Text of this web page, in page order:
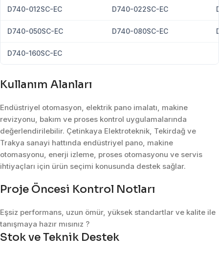
D740-012SC-EC D740-022SC-EC
D740-050SC-EC D740-080SC-EC
D740-160SC-EC
Kullanım Alanları
Endüstriyel otomasyon, elektrik pano imalatı, makine
revizyonu, bakım ve proses kontrol uygulamalarında
değerlendirilebilir. Çetinkaya Elektroteknik, Tekirdağ ve
Trakya sanayi hattında endüstriyel pano, makine
otomasyonu, enerji izleme, proses otomasyonu ve servis
ihtiyaçları için ürün seçimi konusunda destek sağlar.
Proje Öncesi Kontrol Notları
Eşsiz performans, uzun ömür, yüksek standartlar ve kalite ile
tanışmaya hazır mısınız ?
Stok ve Teknik Destek